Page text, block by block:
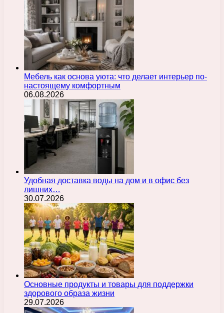
Мебель как основа уюта: что делает интерьер по-
настоящему комфортным
06.08.2026
Удобная доставка воды на дом и в офис без
лишних…
30.07.2026
Основные продукты и товары для поддержки
здорового образа жизни
29.07.2026